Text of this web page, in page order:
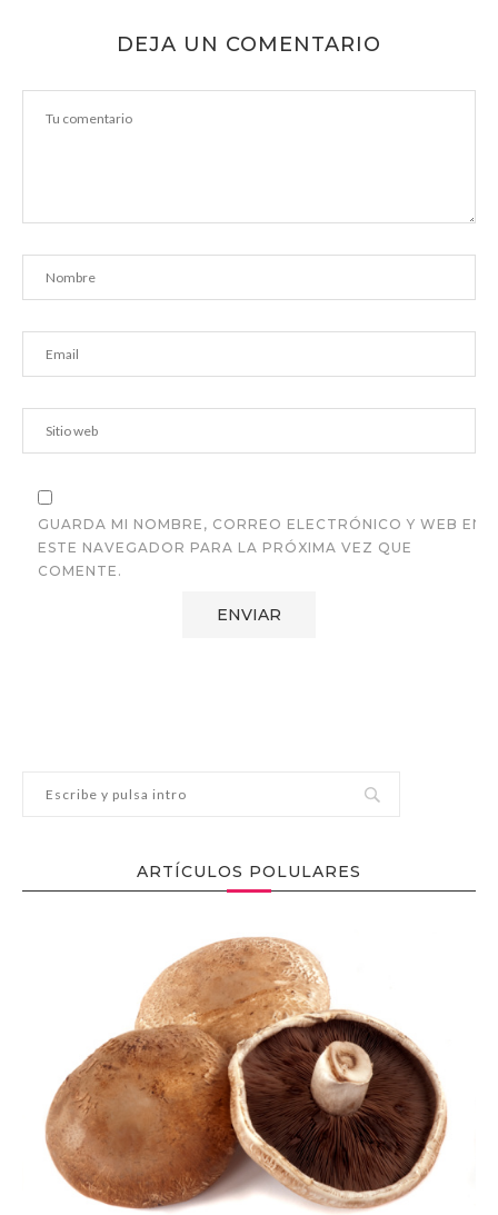
DEJA UN COMENTARIO
GUARDA MI NOMBRE, CORREO ELECTRÓNICO Y WEB EN
ESTE NAVEGADOR PARA LA PRÓXIMA VEZ QUE
COMENTE.
ARTÍCULOS POLULARES